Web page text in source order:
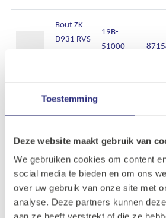
Toestemming
Deze website maakt gebruik van
We gebruiken cookies om content
social media te bieden en om ons
over uw gebruik van onze site met
analyse. Deze partners kunnen
Bout ZK
D931 RVS
19B-
51000-
Bout ZK
M18x130
51000-
Bout ZK
D931 RVS
A2
M18x140
19B-
51000-
180140